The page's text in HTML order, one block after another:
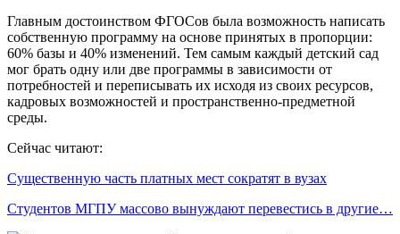
Главным достоинством ФГОСов была возможность написать
собственную программу на основе принятых в пропорции:
60% базы и 40% изменений. Тем самым каждый детский сад
мог брать одну или две программы в зависимости от
потребностей и переписывать их исходя из своих ресурсов,
кадровых возможностей и пространственно-предметной
среды.
Сейчас читают:
Существенную часть платных мест сократят в вузах
Студентов МГПУ массово вынуждают перевестись в другие…